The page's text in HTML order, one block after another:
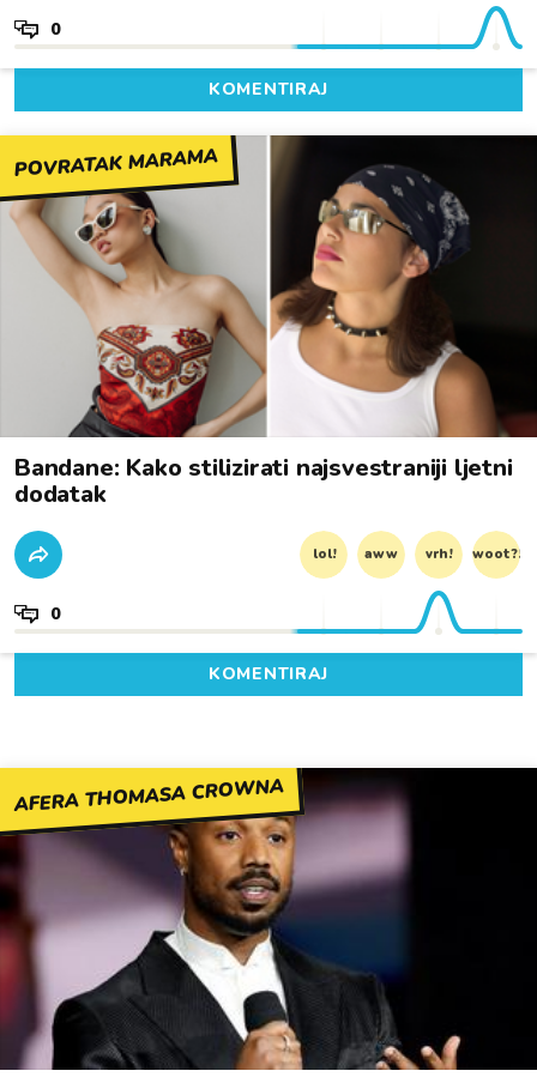
0
KOMENTIRAJ
POVRATAK MARAMA
Bandane: Kako stilizirati najsvestraniji ljetni
dodatak
lol! aww vrh! woot?!
0
KOMENTIRAJ
AFERA THOMASA CROWNA